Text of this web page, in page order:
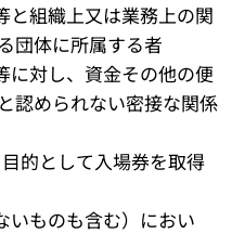
と組織上又は業務上の関
団体に所属する者
に対し、資金その他の便
認められない密接な関係
的として入場券を取得
いものも含む）におい